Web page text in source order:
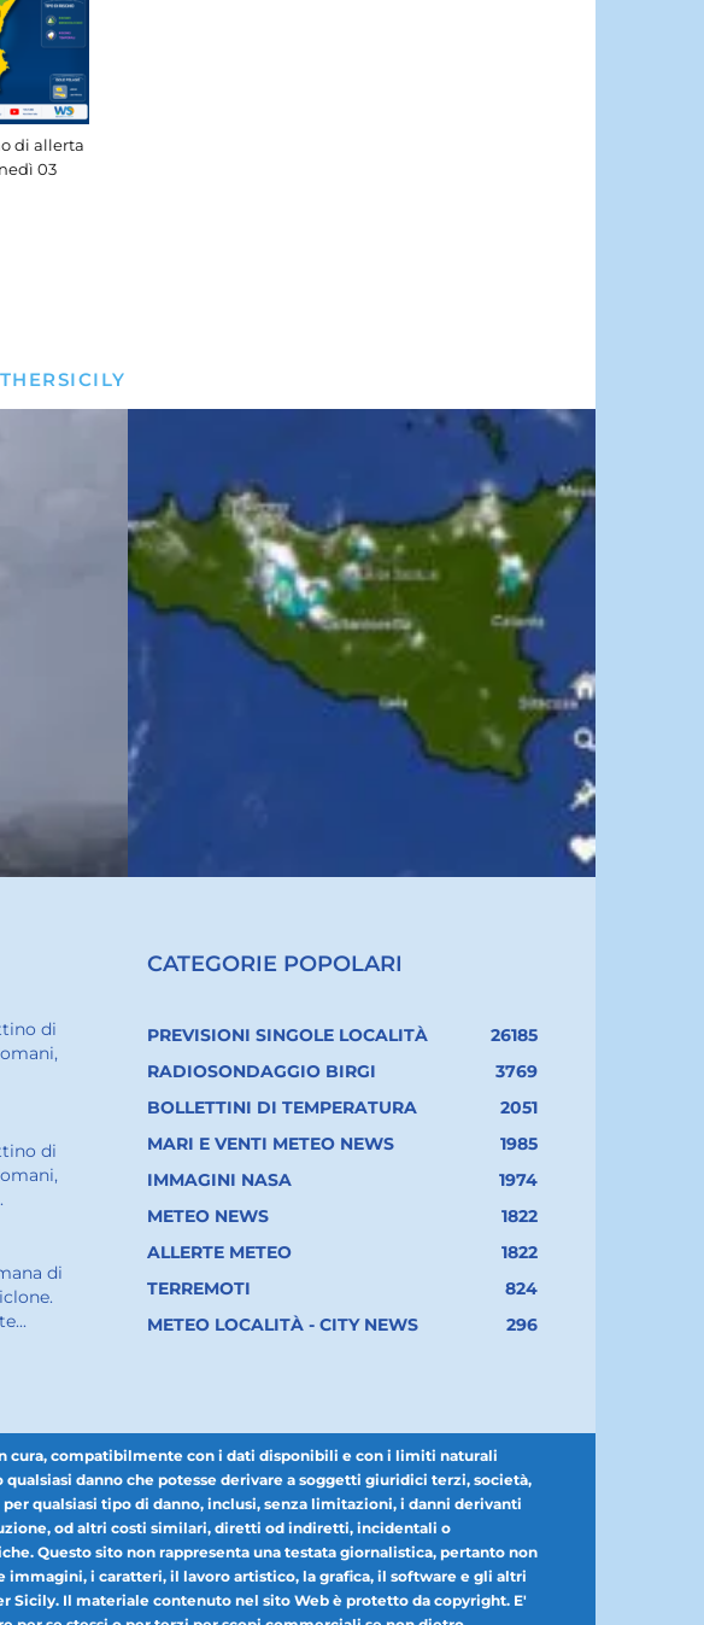
di allerta
03
di
di
di
CATEGORIE POPOLARI
PREVISIONI SINGOLE LOCALITÀ
26185
RADIOSONDAGGIO BIRGI
3769
BOLLETTINI DI TEMPERATURA
2051
MARI E VENTI METEO NEWS
1985
IMMAGINI NASA
1974
METEO NEWS
1822
ALLERTE METEO
1822
TERREMOTI
824
METEO LOCALITÀ - CITY NEWS
296
cura, compatibilmente con i dati disponibili e con i limiti naturali
danno che potesse derivare a soggetti giuridici terzi, società,
qualsiasi tipo di danno, inclusi, senza limitazioni, i danni derivanti
od altri costi similari, diretti od indiretti, incidentali o
Questo sito non rappresenta una testata giornalistica, pertanto non
immagini, i caratteri, il lavoro artistico, la grafica, il software e gli altri
Il materiale contenuto nel sito Web è protetto da copyright. E'